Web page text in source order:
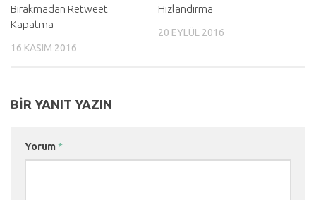
Bırakmadan Retweet
Kapatma
16 KASIM 2016
Hızlandırma
20 EYLÜL 2016
BIR YANIT YAZIN
Yorum *